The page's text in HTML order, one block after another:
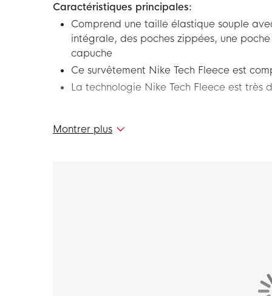
Caractéristiques principales:
Comprend une taille élastique souple
intégrale, des poches zippées, une
capuche
Ce survêtement Nike Tech Fleece est
La technologie Nike Tech Fleece est très
Ce nouveau survêtement Nike Tech Fleece
partie de la nouvelle collection Nike Tech
Montrer plus